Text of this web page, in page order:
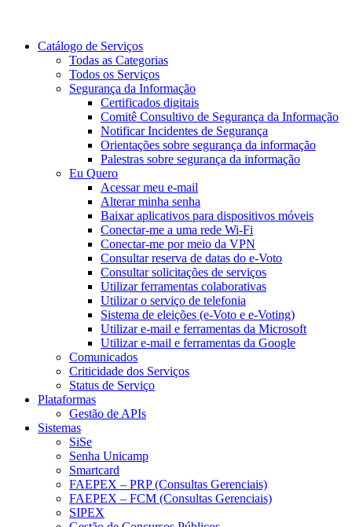
Catálogo de Serviços
Todas as Categorias
Todos os Serviços
Segurança da Informação
Certificados digitais
Comitê Consultivo de Segurança da Informação
Notificar Incidentes de Segurança
Orientações sobre segurança da informação
Palestras sobre segurança da informação
Eu Quero
Acessar meu e-mail
Alterar minha senha
Baixar aplicativos para dispositivos móveis
Conectar-me a uma rede Wi-Fi
Conectar-me por meio da VPN
Consultar reserva de datas do e-Voto
Consultar solicitações de serviços
Utilizar ferramentas colaborativas
Utilizar o serviço de telefonia
Sistema de eleições (e-Voto e e-Voting)
Utilizar e-mail e ferramentas da Microsoft
Utilizar e-mail e ferramentas da Google
Comunicados
Criticidade dos Serviços
Status de Serviço
Plataformas
Gestão de APIs
Sistemas
SiSe
Senha Unicamp
Smartcard
FAEPEX – PRP (Consultas Gerenciais)
FAEPEX – FCM (Consultas Gerenciais)
SIPEX